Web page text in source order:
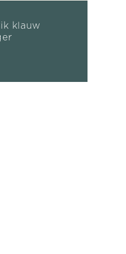
klauw